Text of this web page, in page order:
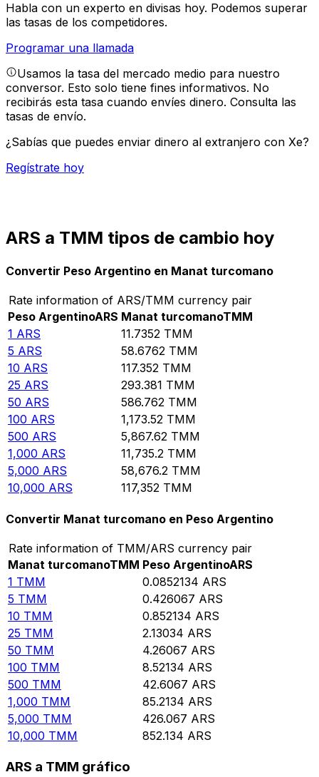
Habla con un experto en divisas hoy. Podemos superar
las tasas de los competidores.
Programar una llamada
Usamos la tasa del mercado medio para nuestro
conversor. Esto solo tiene fines informativos. No
recibirás esta tasa cuando envíes dinero. Consulta las
tasas de envío.
¿Sabías que puedes enviar dinero al extranjero con Xe?
Regístrate hoy
ARS a TMM tipos de cambio hoy
Convertir Peso Argentino en Manat turcomano
Rate information of ARS/TMM currency pair
Peso ArgentinoARS Manat turcomanoTMM
1 ARS 11.7352 TMM
5 ARS 58.6762 TMM
10 ARS 117.352 TMM
25 ARS 293.381 TMM
50 ARS 586.762 TMM
100 ARS 1,173.52 TMM
500 ARS 5,867.62 TMM
1,000 ARS 11,735.2 TMM
5,000 ARS 58,676.2 TMM
10,000 ARS 117,352 TMM
Convertir Manat turcomano en Peso Argentino
Rate information of TMM/ARS currency pair
Manat turcomanoTMM Peso ArgentinoARS
1 TMM 0.0852134 ARS
5 TMM 0.426067 ARS
10 TMM 0.852134 ARS
25 TMM 2.13034 ARS
50 TMM 4.26067 ARS
100 TMM 8.52134 ARS
500 TMM 42.6067 ARS
1,000 TMM 85.2134 ARS
5,000 TMM 426.067 ARS
10,000 TMM 852.134 ARS
ARS a TMM gráfico